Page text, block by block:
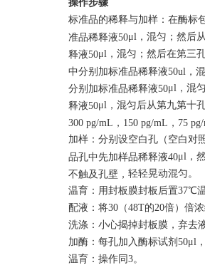
操作步骤
标准品的稀释与加样：在酶标
准品稀释液50μl，混匀；然后
释液50μl，混匀；然后在第三
中分别加标准品稀释液50ul，
分别加标准品稀释液50μl，混
释液50μl，混匀后从第九第十
300 pg/mL，150 pg/mL，75
加样：分别设空白孔（空白对
品孔中先加样品稀释液40μl，
不触及孔壁， 轻轻晃动混匀。
温育：用封板膜封板后置37℃
配液：将30（48T的20倍）倍
洗涤：小心揭掉封板膜，弃去
加酶：每孔加入酶标试剂50μl
温育：操作同3。